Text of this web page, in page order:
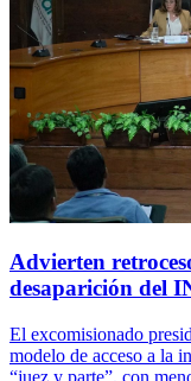
Advierten
desaparición del
El excomisionado
modelo de acceso a la
“juez y parte”, con